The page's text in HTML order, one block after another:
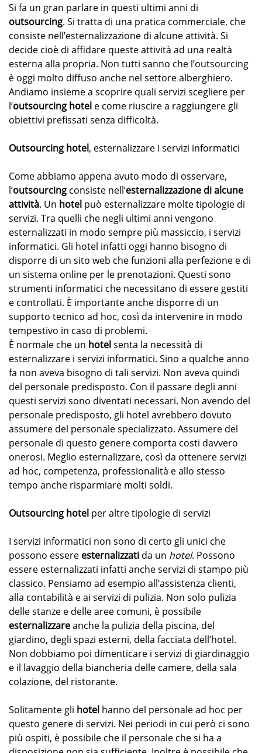
Si fa un gran parlare in questi ultimi anni di
outsourcing. Si tratta di una pratica commerciale, che
consiste nell’esternalizzazione di alcune attività. Si
decide cioè di affidare queste attività ad una realtà
esterna alla propria. Non tutti sanno che l’outsourcing
è oggi molto diffuso anche nel settore alberghiero.
Andiamo insieme a scoprire quali servizi scegliere per
l’outsourcing hotel e come riuscire a raggiungere gli
obiettivi prefissati senza difficoltà.
Outsourcing hotel, esternalizzare i servizi informatici
Come abbiamo appena avuto modo di osservare,
l’outsourcing consiste nell’esternalizzazione di alcune
attività. Un hotel può esternalizzare molte tipologie di
servizi. Tra quelli che negli ultimi anni vengono
esternalizzati in modo sempre più massiccio, i servizi
informatici. Gli hotel infatti oggi hanno bisogno di
disporre di un sito web che funzioni alla perfezione e di
un sistema online per le prenotazioni. Questi sono
strumenti informatici che necessitano di essere gestiti
e controllati. È importante anche disporre di un
supporto tecnico ad hoc, così da intervenire in modo
tempestivo in caso di problemi.
È normale che un hotelsenta la necessità di
esternalizzare i servizi informatici. Sino a qualche anno
fa non aveva bisogno di tali servizi. Non aveva quindi
del personale predisposto. Con il passare degli anni
questi servizi sono diventati necessari. Non avendo del
personale predisposto, gli hotel avrebbero dovuto
assumere del personale specializzato. Assumere del
personale di questo genere comporta costi davvero
onerosi. Meglio esternalizzare, così da ottenere servizi
ad hoc, competenza, professionalità e allo stesso
tempo anche risparmiare molti soldi.
Outsourcing hotel per altre tipologie di servizi
I servizi informatici non sono di certo gli unici che
possono essere esternalizzati da un hotel. Possono
essere esternalizzati infatti anche servizi di stampo più
classico. Pensiamo ad esempio all’assistenza clienti,
alla contabilità e ai servizi di pulizia. Non solo pulizia
delle stanze e delle aree comuni, è possibile
esternalizzareanche la pulizia della piscina, del
giardino, degli spazi esterni, della facciata dell’hotel.
Non dobbiamo poi dimenticare i servizi di giardinaggio
e il lavaggio della biancheria delle camere, della sala
colazione, del ristorante.
Solitamente gli hotel hanno del personale ad hoc per
questo genere di servizi. Nei periodi in cui però ci sono
più ospiti, è possibile che il personale che si ha a